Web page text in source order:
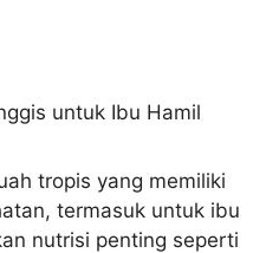
tropis yang memiliki
termasuk untuk ibu
nutrisi penting seperti